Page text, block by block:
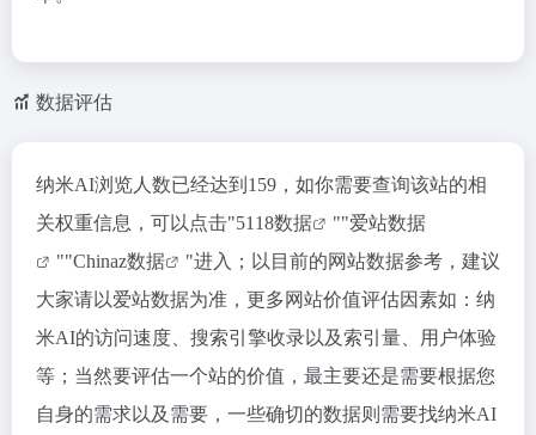
数据评估
纳米AI浏览人数已经达到159，如你需要查询该站的相
关权重信息，可以点击"5118数据 ""爱站数据
""Chinaz数据
"进入；以目前的网站数据参考，建议
大家请以爱站数据为准，更多网站价值评估因素如：纳
米AI的访问速度、搜索引擎收录以及索引量、用户体验
等；当然要评估一个站的价值，最主要还是需要根据您
自身的需求以及需要，一些确切的数据则需要找纳米AI